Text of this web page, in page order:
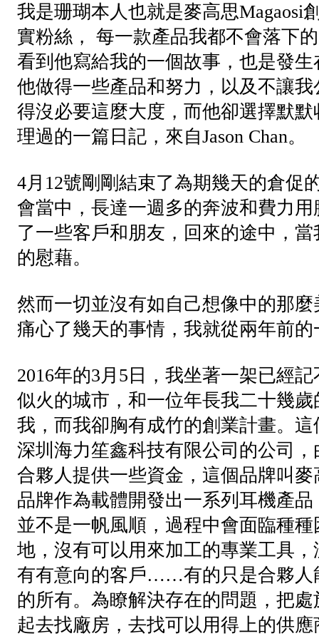
我是珊瑚本人也就是麥高思Magaosi
實粉絲， 每一款產品我都不會落下
看到他寫給我的一個故事，也是發
他做得一些產品和努力，以及不讓
得沒必要這麼大度，而他卻選擇默
理過的一篇日記，來自Jason Chan。
4月12號剛剛結束了為期幾天的倉促
會當中，長達一週多的奔波和費力
了一些客戶和朋友，回來的途中，
的慰藉。
然而一切並沒有如自己想像中的那
痛心了幾天的事情，我就從兩年前
2016年的3月5日，我坐著一架已經
似火的城市，和一位年長我二十幾
我，而我卻胸有成竹的創業計畫。
深圳海力笙鑫科技有限公司的公司
合夥人提供一些資金，這個品牌叫
品牌作為載體開發出一系列耳機產
並不是一帆風順，過程中會面臨種
地，沒有可以用來加工的專業工具
有有意向的客戶……有的只是合夥人
的所有。為瞭解決存在的問題，把
起去找廠房，去找可以用得上的供